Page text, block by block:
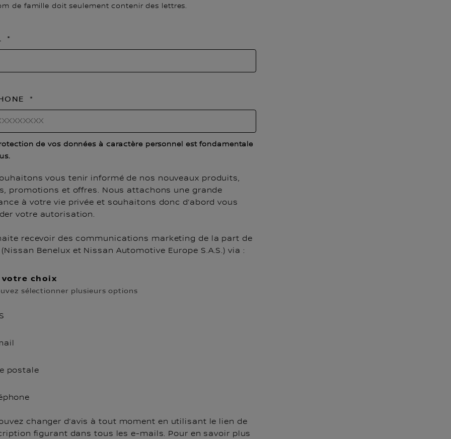
de famille doit seulement contenir des lettres.
de vos données à caractère personnel est fondamentale
vous tenir informé de nos nouveaux produits,
promotions et offres. Nous attachons une grande
à votre vie privée et souhaitons donc d’abord vous
votre autorisation.
recevoir des communications marketing de la part de
Benelux et Nissan Automotive Europe S.A.S.) via :
votre choix
sélectionner plusieurs options
postale
changer d’avis à tout moment en utilisant le lien de
figurant dans tous les e-mails. Pour en savoir plus